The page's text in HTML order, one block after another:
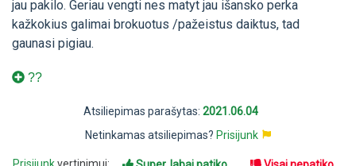
jau pakilo. Geriau vengti nes matyt jau išansko perka
kažkokius galimai brokuotus /pažeistus daiktus, tad
gaunasi pigiau.
??
Atsiliepimas parašytas: 2021.06.04
Netinkamas atsiliepimas? Prisijunk